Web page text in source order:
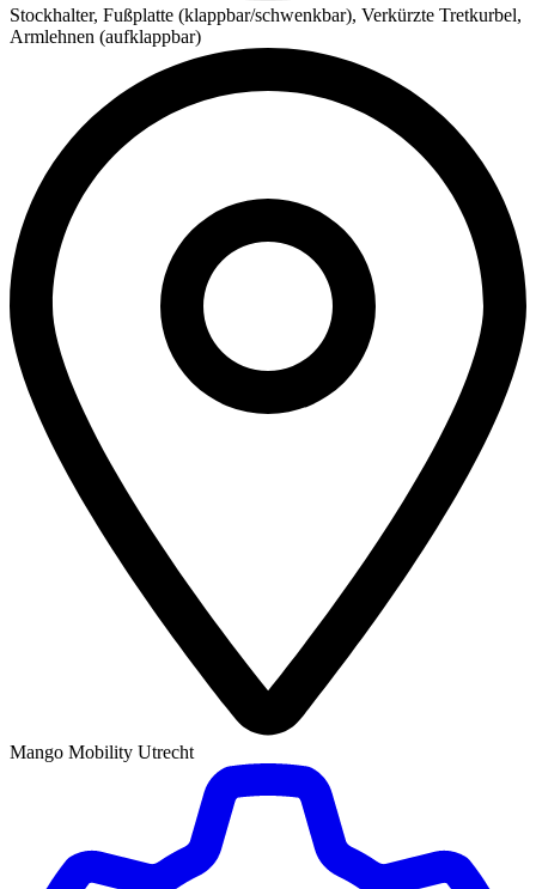
Stockhalter, Fußplatte (klappbar/schwenkbar), Verkürzte Tretkurbel,
Armlehnen (aufklappbar)
Mango Mobility Utrecht